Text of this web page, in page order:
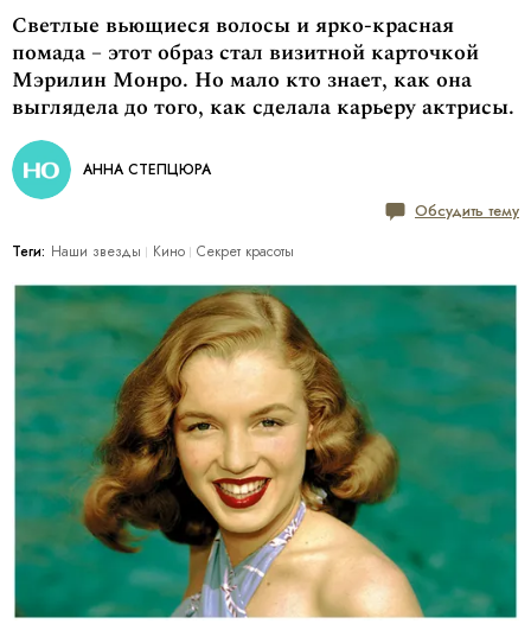
Светлые вьющиеся волосы и ярко-красная
помада – этот образ стал визитной карточкой
Мэрилин Монро. Но мало кто знает, как она
выглядела до того, как сделала карьеру актрисы.
АННА СТЕПЦЮРА
Обсудить тему
Теги: Наши звезды Кино Секрет красоты